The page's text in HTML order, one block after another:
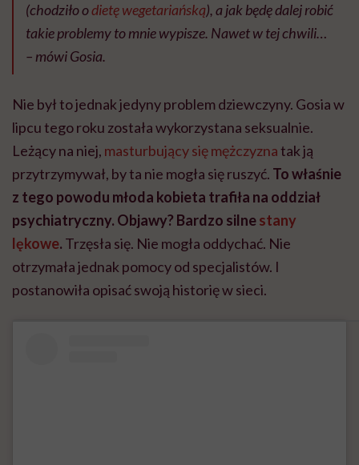
(chodziło odietę wegetariańską), a jak będę dalej robić
takie problemy to mnie wypisze. Nawet w tej chwili…
– mówi Gosia.
Nie był to jednak jedyny problem dziewczyny. Gosia w
lipcu tego roku została wykorzystana seksualnie.
Leżący na niej, masturbujący się mężczyznatak ją
przytrzymywał, by ta nie mogła się ruszyć. To właśnie
z tego powodu młoda kobieta trafiła na oddział
psychiatryczny. Objawy? Bardzo silnestany
lękowe. Trzęsła się. Nie mogła oddychać. Nie
otrzymała jednak pomocy od specjalistów. I
postanowiła opisać swoją historię w sieci.